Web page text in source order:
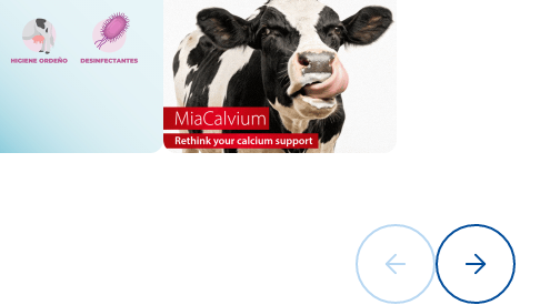
que reconsidere
las
en el sector